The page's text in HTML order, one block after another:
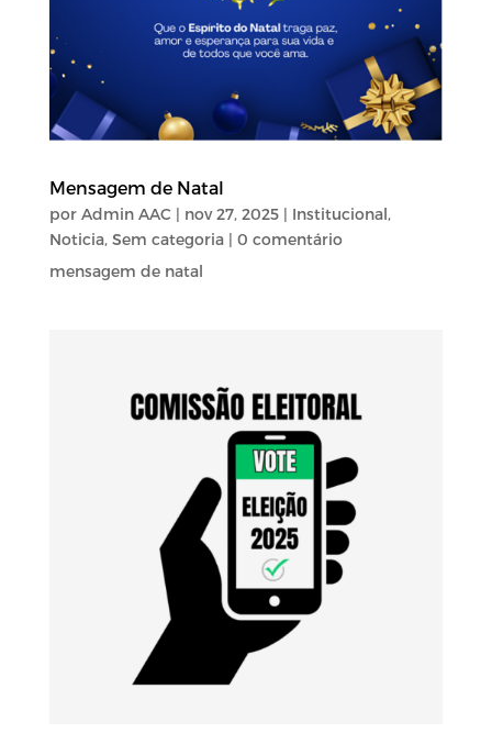
Mensagem de Natal
por Admin AAC | nov 27, 2025| Institucional,
Noticia, Sem categoria| 0 comentário
mensagem de natal